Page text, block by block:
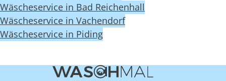
Wäscheservice in Bad Reichenhall
Wäscheservice in Vachendorf
Wäscheservice in Piding